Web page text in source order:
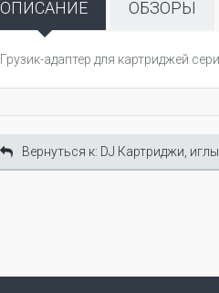
ОПИСАНИЕ ОБЗОРЫ
Грузик-адаптер для картриджей
Вернуться к: DJ Картриджи, иглы